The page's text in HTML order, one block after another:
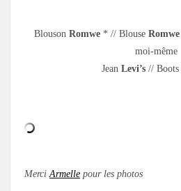
Blouson Romwe * // Blouse Romwe
moi-même
Jean Levi’s// Boots
Merci Armelle pour les photos